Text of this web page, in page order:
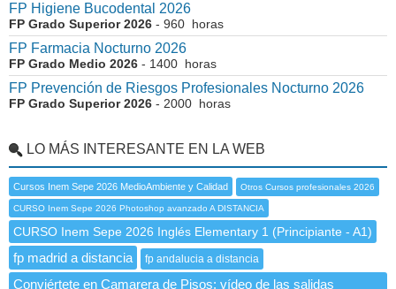
FP Higiene Bucodental 2026
FP Grado Superior 2026 - 960 horas
FP Farmacia Nocturno 2026
FP Grado Medio 2026 - 1400 horas
FP Prevención de Riesgos Profesionales Nocturno 2026
FP Grado Superior 2026 - 2000 horas
LO MÁS INTERESANTE EN LA WEB
Cursos Inem Sepe 2026 MedioAmbiente y Calidad Otros Cursos profesionales 2026
CURSO Inem Sepe 2026 Photoshop avanzado A DISTANCIA
CURSO Inem Sepe 2026 Inglés Elementary 1 (Principiante - A1)
fp madrid a distancia fp andalucia a distancia
Conviértete en Camarera de Pisos: vídeo de las salidas